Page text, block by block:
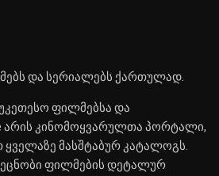
და სერიალებს ქართულად.
ფილმებსა და
არის კინომოყვარულთა პორტალი,
მასშტაბურ კატალოგს.
ფილმების დეტალურ